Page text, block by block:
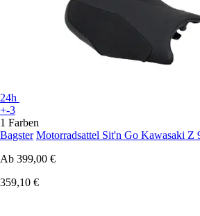
24h
+-3
1 Farben
Bagster Motorradsattel Sit'n Go Kawasaki Z
Ab 399,00 €
359,10 €